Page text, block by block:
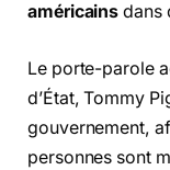
américains dans
Le porte-parole
d’État, Tommy
gouvernement,
personnes sont